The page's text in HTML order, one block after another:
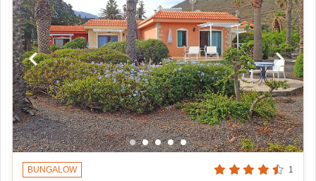
BUNGALOW 1